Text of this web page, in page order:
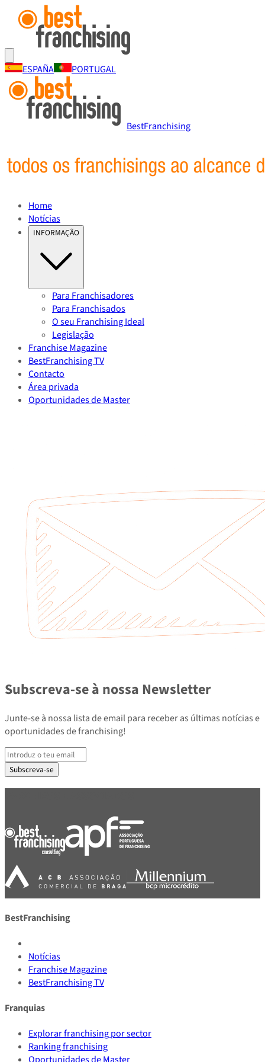
ESPAÑA PORTUGAL
BestFranchising
Home
Notícias
INFORMAÇÃO
Para Franchisadores
Para Franchisados
O seu Franchising Ideal
Legislação
Franchise Magazine
BestFranchising TV
Contacto
Área privada
Oportunidades de Master
Subscreva-se à nossa Newsletter
Junte-se à nossa lista de email para receber as últimas notícias e
oportunidades de franchising!
Subscreva-se
BestFranchising
Notícias
Franchise Magazine
BestFranchising TV
Franquias
Explorar franchising por sector
Ranking franchising